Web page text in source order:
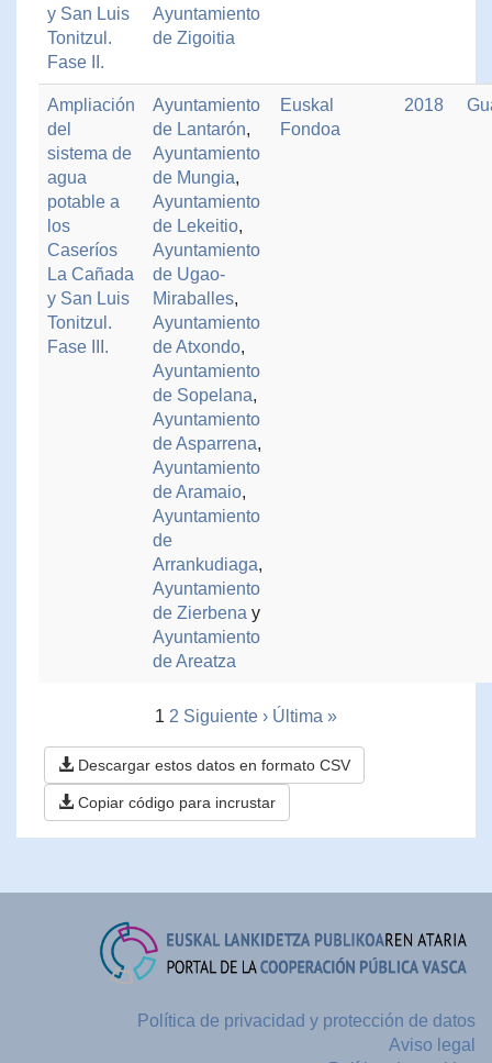
y San Luis
Tonitzul.
Fase II.
Ayuntamiento
de Zigoitia
Ampliación
del
sistema de
agua
potable a
los
Caseríos
La Cañada
y San Luis
Tonitzul.
Fase III.
Ayuntamiento
de Lantarón,
Ayuntamiento
de Mungia,
Ayuntamiento
de Lekeitio,
Ayuntamiento
de Ugao-
Miraballes,
Ayuntamiento
de Atxondo,
Ayuntamiento
de Sopelana,
Ayuntamiento
de Asparrena,
Ayuntamiento
de Aramaio,
Ayuntamiento
de
Arrankudiaga,
Ayuntamiento
de Zierbena y
Ayuntamiento
de Areatza
Euskal
Fondoa
2018
1 2 Siguiente › Última »
Descargar estos datos en formato CSV
Copiar código para incrustar
Política de privacidad y protección de datos
Aviso legal